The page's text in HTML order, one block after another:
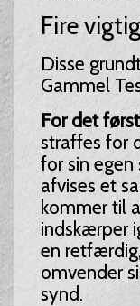
Fire
Disse
Gammel
For det
straffes for
for sin egen
afvises et
kommer til
indskærper
en
omvender
synd.